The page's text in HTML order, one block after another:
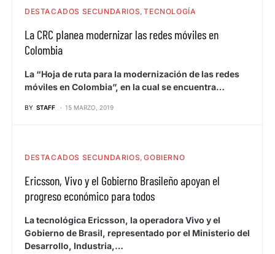
DESTACADOS SECUNDARIOS TECNOLOGÍA
La CRC planea modernizar las redes móviles en
Colombia
La “Hoja de ruta para la modernización de las redes
móviles en Colombia”, en la cual se encuentra…
BY STAFF 15 MARZO, 2019
DESTACADOS SECUNDARIOS GOBIERNO
Ericsson, Vivo y el Gobierno Brasileño apoyan el
progreso económico para todos
La tecnológica Ericsson, la operadora Vivo y el
Gobierno de Brasil, representado por el Ministerio del
Desarrollo, Industria,…